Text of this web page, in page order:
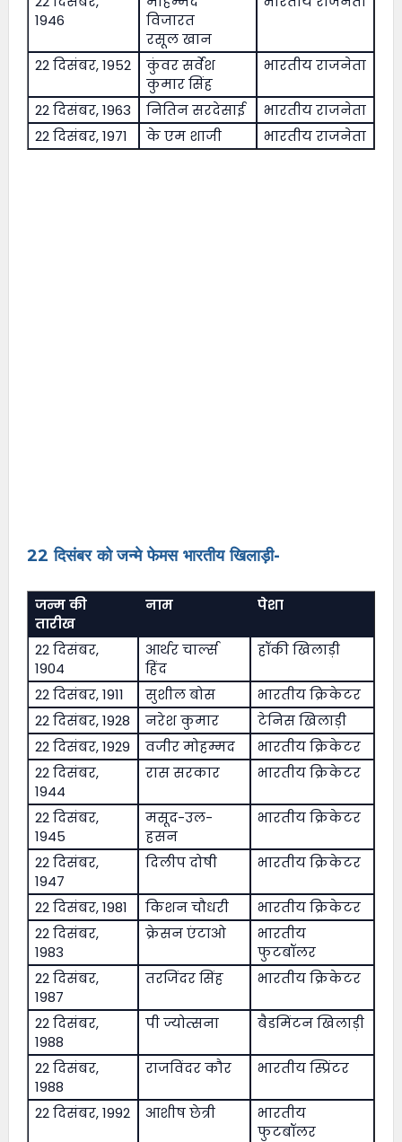
1946
विजारत
रसूल खान
22 दिसंबर, 1952
कुंवर सर्वेश
कुमार सिंह
भारतीय राजनेता
22 दिसंबर, 1963 नितिन सरदेसाई
भारतीय राजनेता
22 दिसंबर, 1971
के एम शाजी भारतीय राजनेता
22 दिसंबर को जन्मे फेमस भारतीय खिलाड़ी-
जन्म की
तारीख
नाम पेशा
22 दिसंबर,
1904
आर्थर चार्ल्स
हिंद
हॉकी खिलाड़ी
22 दिसंबर, 1911 सुशील बोस
भारतीय क्रिकेटर
22 दिसंबर, 1928
नरेश कुमार
टेनिस खिलाड़ी
22 दिसंबर, 1929
वजीर मोहम्मद
भारतीय क्रिकेटर
22 दिसंबर,
1944
रास सरकार भारतीय क्रिकेटर
22 दिसंबर,
1945
मसूद-उल-
हसन
भारतीय क्रिकेटर
22 दिसंबर,
1947
दिलीप दोषी भारतीय क्रिकेटर
22 दिसंबर, 1981 किशन चौधरी
भारतीय क्रिकेटर
22 दिसंबर,
1983
क्रेसन एंटाओ
भारतीय
फुटबॉलर
22 दिसंबर,
1987
तरजिंदर सिंह भारतीय क्रिकेटर
22 दिसंबर,
1988
पी ज्योत्सना बैडमिंटन खिलाड़ी
22 दिसंबर,
1988
राजविंदर कौर भारतीय स्प्रिंटर
22 दिसंबर, 1992 आशीष छेत्री
भारतीय
फुटबॉलर